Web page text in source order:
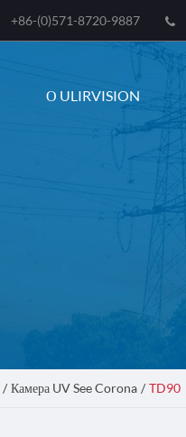
+86-(0)571-8720-9887
О ULIRVISION
Камера UV See Corona TD90